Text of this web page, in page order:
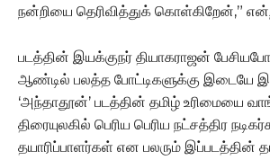
நன்றியை தெரிவித்துக் கொள்கிறேன்,”
படத்தின் இயக்குநர் தியாகராஜன்
ஆண்டில் பலத்த போட்டிகளுக்கு இடையே
‘அந்தாதூன்’ படத்தின் தமிழ் உரிமையை
திரையுலகில் பெரிய பெரிய நட்சத்திர
தயாரிப்பாளர்கள் என பலரும் இப்படத்தின்